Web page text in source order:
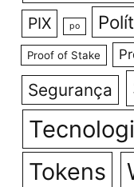
PIX po
Proof of Stake
Segurança
Tokens